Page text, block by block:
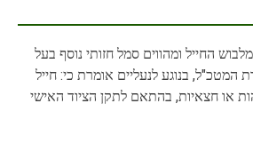
החייל ומהווים סמל חזותי נוסף בעל
המטכ"ל, בנוגע לנעליים אומרת כי: חייל
או חצאיות, בהתאם לתקן הציוד האישי